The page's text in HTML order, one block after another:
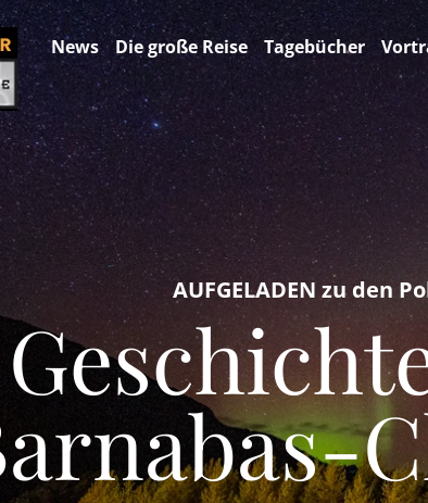
News Die große Reise Tagebücher
AUFGELADEN zu den